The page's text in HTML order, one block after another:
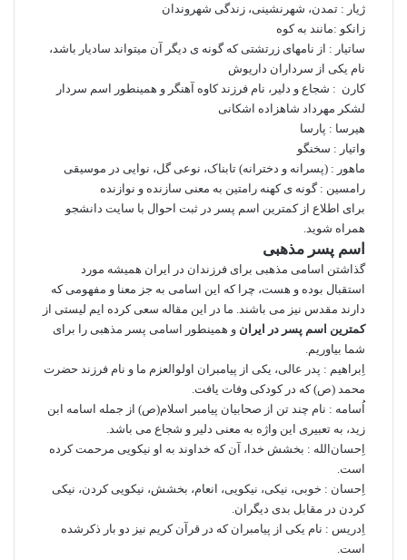
ژیار : تمدن، شهرنشینی، زندگی شهروندان
زانکو :مانند به کوه
ساتیار : از نامهای زرتشتی که گونه ی دیگر آن میتواند سادیار باشد،
نام یکی از سرداران داریوش
کارن : شجاع و دلیر، نام فرزند کاوه آهنگر و همینطور اسم سردار
لشکر مهرداد شاهزاده اشکانی
هیرسا : پارسا
واتیار : سخنگو
ماهور : (پسرانه و دخترانه) تابناک، نوعی گل، نوایی در موسیقی
رامسین : گونه ‌ی کهنه رامتین به معنی سازنده و نوازنده
برای اطلاع ازکمترین اسم پسر در ثبت احوال با سایت دانشجو
همراه شوید.
اسم پسر مذهبی
گذاشتن اسامی مذهبی برای فرزندان در ایران همیشه مورد
استقبال بوده و هست، چرا که این اسامی به جز معنا و مفهومی که
دارند مقدس نیز می باشند. ما در این مقاله سعی کرده ایم لیستی از
کمترین اسم پسر در ایران و همینطور اسامی پسر مذهبی را برای
شما بیاوریم.
اِبراهیم : پدر عالی، یکی از پیامبران اولوالعزم ما و نام فرزند حضرت
محمد (ص) که در کودکی وفات یافت.
اُسامه : نام چند تن از صحابیان پیامبر اسلام(ص) از جمله اسامه ابن
زید، به تعبیری این واژه به معنی دلیر و شجاع می باشد.
اِحسان‌الله : بخشش خدا، آن که خداوند به او نیکویی مرحمت کرده
است.
اِحسان : خوبی، نیکی، نیکویی، انعام، بخشش، نیکویی کردن، نیکی
کردن در مقابل بدی دیگران.
اِدریس : نام یکی از پیامبران که در قرآن کریم نیز دو بار ذکرشده
است.